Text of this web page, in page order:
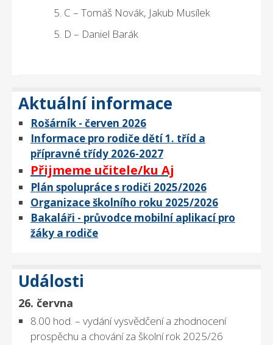
5. C – Tomáš Novák, Jakub Musílek
5. D – Daniel Barák
Aktuální informace
Rošárník - červen 2026
Informace pro rodiče dětí 1. tříd a
přípravné třídy 2026-2027
Přijmeme učitele/ku Aj
Plán spolupráce s rodiči 2025/2026
Organizace školního roku 2025/2026
Bakaláři - průvodce mobilní aplikací pro
žáky a rodiče
Události
26. června
8.00 hod. – vydání vysvědčení a zhodnocení
prospěchu a chování za školní rok 2025/26